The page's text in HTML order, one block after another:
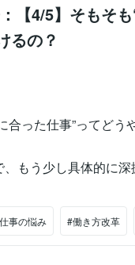
【4/5】そもそ
るの？
合った仕事”ってど
、もう少し具体的に
事の悩み #働き方改革